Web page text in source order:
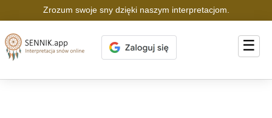
Zrozum swoje sny dzięki naszym interpretacjom.
☰